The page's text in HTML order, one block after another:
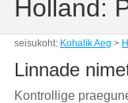
Holland:
seisukoht: Kohalik Aeg >
Linnade
Kontrollige